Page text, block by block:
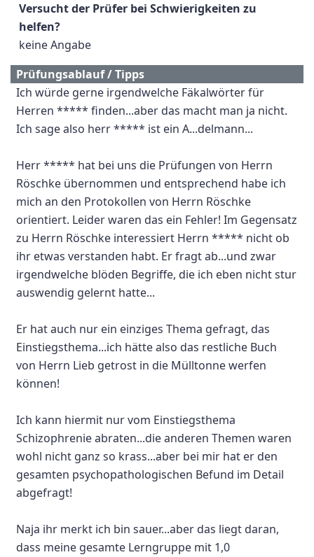
Versucht der Prüfer bei Schwierigkeiten zu
helfen?
keine Angabe
Prüfungsablauf / Tipps
Ich würde gerne irgendwelche Fäkalwörter für
Herren ***** finden...aber das macht man ja nicht.
Ich sage also herr ***** ist ein A...delmann...
Herr ***** hat bei uns die Prüfungen von Herrn
Röschke übernommen und entsprechend habe ich
mich an den Protokollen von Herrn Röschke
orientiert. Leider waren das ein Fehler! Im Gegensatz
zu Herrn Röschke interessiert Herrn ***** nicht ob
ihr etwas verstanden habt. Er fragt ab...und zwar
irgendwelche blöden Begriffe, die ich eben nicht stur
auswendig gelernt hatte...
Er hat auch nur ein einziges Thema gefragt, das
Einstiegsthema...ich hätte also das restliche Buch
von Herrn Lieb getrost in die Mülltonne werfen
können!
Ich kann hiermit nur vom Einstiegsthema
Schizophrenie abraten...die anderen Themen waren
wohl nicht ganz so krass...aber bei mir hat er den
gesamten psychopathologischen Befund im Detail
abgefragt!
Naja ihr merkt ich bin sauer...aber das liegt daran,
dass meine gesamte Lerngruppe mit 1,0